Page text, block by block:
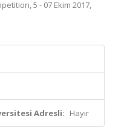
5 - 07 Ekim 2017,
Adresli: Hayır